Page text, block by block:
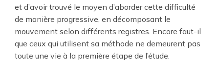
et d’avoir trouvé le moyen d’aborder cette difficulté
de manière progressive, en décomposant le
mouvement selon différents registres. Encore faut-il
que ceux qui utilisent sa méthode ne demeurent pas
toute une vie à la première étape de l’étude.